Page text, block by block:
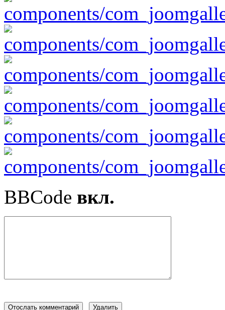
BBCode вкл.